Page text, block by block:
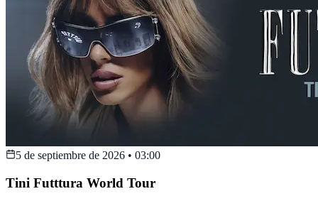
5 de septiembre de 2026 • 03:00
Tini Futttura World Tour